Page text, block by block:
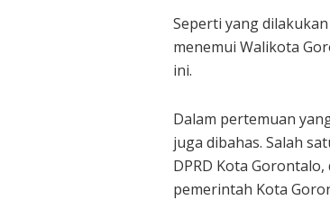
Seperti yang
menemui Walikota
ini.
Dalam pertemuan
juga dibahas. Salah
DPRD Kota
pemerintah Kota